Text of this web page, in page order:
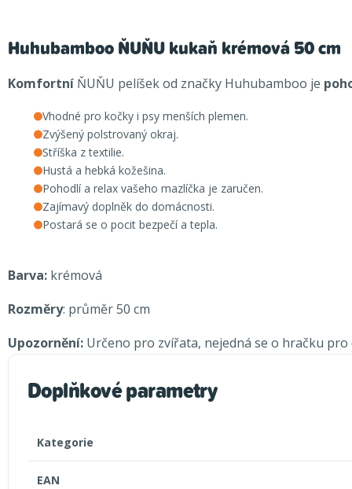
Huhubamboo ŇUŇU kukaň krémová 50 cm
Komfortní ŇUŇU pelíšek od značky Huhubamboo je
Vhodné pro kočky i psy menších plemen.
Zvýšený polstrovaný okraj.
Stříška z textilie.
Hustá a hebká kožešina.
Pohodlí a relax vašeho mazlíčka je zaručen.
Zajímavý doplněk do domácnosti.
Postará se o pocit bezpečí a tepla.
Barva: krémová
Rozměry: průměr 50 cm
Upozornění: Určeno pro zvířata, nejedná se o hračku pro
Doplňkové parametry
Kategorie
EAN